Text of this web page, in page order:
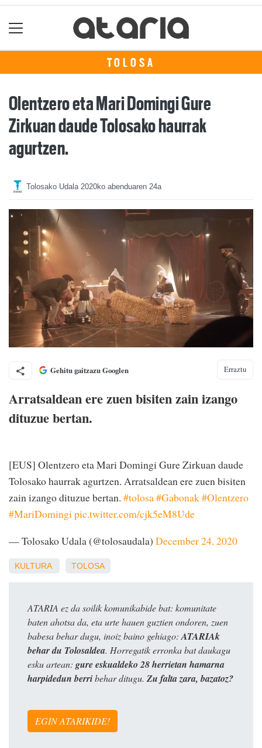
TOLOSA
Olentzero eta Mari Domingi Gure
Zirkuan daude Tolosako haurrak
agurtzen.
Tolosako Udala 2020ko abenduaren 24a
Gehitu gaitzazu Googlen Erraztu
Arratsaldean ere zuen bisiten zain izango
dituzue bertan.
[EUS] Olentzero eta Mari Domingi Gure Zirkuan daude
Tolosako haurrak agurtzen. Arratsaldean ere zuen bisiten
zain izango dituzue bertan. #tolosa#Gabonak#Olentzero
#MariDomingipic.twitter.com/cjk5eM8Ude
— Tolosako Udala (@tolosaudala) December 24, 2020
KULTURA TOLOSA
ATARIA ez da soilik komunikabide bat: komunitate
baten ahotsa da, eta urte hauen guztien ondoren, zuen
babesa behar dugu, inoiz baino gehiago:ATARIAk
behar du Tolosaldea. Horregatik erronka bat daukagu
esku artean: gure eskualdeko 28 herrietan hamarna
harpidedun berribehar ditugu. Zu falta zara, bazatoz?
EGIN ATARIKIDE!